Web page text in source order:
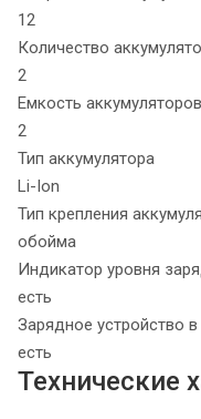
12
Количество
2
Емкость
2
Тип аккумулятора
Li-Ion
Тип крепления
обойма
Индикатор уровня
есть
Зарядное устройство
есть
Технические